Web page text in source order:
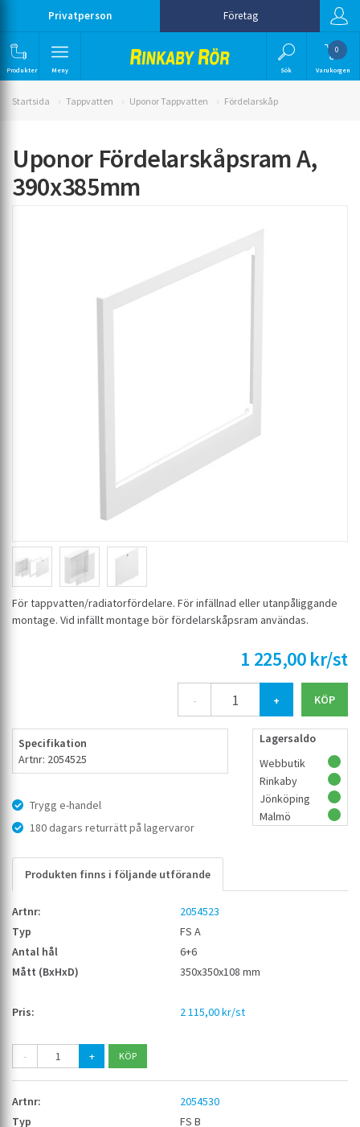
Privatperson Företag
Produkter Meny Sök
0
Varukorgen
Startsida Tappvatten Uponor Tappvatten Fördelarskåp
Uponor Fördelarskåpsram A,
390x385mm
För tappvatten/radiatorfördelare. För infällnad eller utanpåliggande
montage. Vid infällt montage bör fördelarskåpsram användas.
1 225,00 kr/st
- +
Specifikation
Artnr: 2054525
Trygg e-handel
180 dagars returrätt på lagervaror
Lagersaldo
Webbutik
Rinkaby
Jönköping
Malmö
Produkten finns i följande utförande
2054523
FS A
6+6
350x350x108 mm
2 115,00 kr/st
- +
2054530
FS B